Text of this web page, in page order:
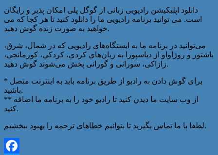
دانلود اپلیکیشن رادیویی زبانی از گوگل پلی امکان پذیر و رایگان
است. می توانید برنامه رادیویی ما را دانلود کنید تا هر کجا که می
خواهید به صورت زنده گوش دهید.
می‌توانید در برنامه ما به ایستگاه‌های رادیویی که در شمال، شرق،
باشتور و روژاواو از دیاسپورا به زبان‌های کردی، کردکی، کورمانجی،
زازاکی، سورانی و گورانی پخش می‌شوند گوش دهید.
* برای گوش دادن به رادیو از طریق برنامه باید به اینترنت متصل
باشید.
** از وب سایت ما دیدن کنید تا رادیو خود را به برنامه ما اضافه
کنید.
لطفا با ما تماس بگیرید تا بتوانیم خطاهای ترجمه را بهبود ببخشیم.